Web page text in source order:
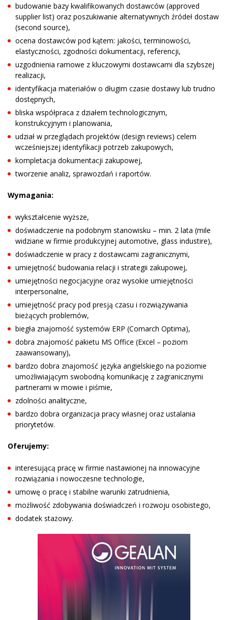
budowanie bazy kwalifikowanych dostawców (approved
supplier list) oraz poszukiwanie alternatywnych źródeł dostaw
(second source),
ocena dostawców pod kątem: jakości, terminowości,
elastyczności, zgodności dokumentacji, referencji,
uzgodnienia ramowe z kluczowymi dostawcami dla szybszej
realizacji,
identyfikacja materiałów o długim czasie dostawy lub trudno
dostępnych,
bliska współpraca z działem technologicznym,
konstrukcyjnym i planowania,
udział w przeglądach projektów (design reviews) celem
wcześniejszej identyfikacji potrzeb zakupowych,
kompletacja dokumentacji zakupowej,
tworzenie analiz, sprawozdań i raportów.
Wymagania:
wykształcenie wyższe,
doświadczenie na podobnym stanowisku – min. 2 lata (mile
widziane w firmie produkcyjnej automotive, glass industire),
doświadczenie w pracy z dostawcami zagranicznymi,
umiejętność budowania relacji i strategii zakupowej,
umiejętności negocjacyjne oraz wysokie umiejętności
interpersonalne,
umiejętność pracy pod presją czasu i rozwiązywania
bieżących problemów,
biegła znajomość systemów ERP (Comarch Optima),
dobra znajomość pakietu MS Office (Excel – poziom
zaawansowany),
bardzo dobra znajomość języka angielskiego na poziomie
umożliwiającym swobodną komunikację z zagranicznymi
partnerami w mowie i piśmie,
zdolności analityczne,
bardzo dobra organizacja pracy własnej oraz ustalania
priorytetów.
Oferujemy:
interesującą pracę w firmie nastawionej na innowacyjne
rozwiązania i nowoczesne technologie,
umowę o pracę i stabilne warunki zatrudnienia,
możliwość zdobywania doświadczeń i rozwoju osobistego,
dodatek stażowy.